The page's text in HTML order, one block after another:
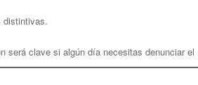
será clave si algún día necesitas denunciar el